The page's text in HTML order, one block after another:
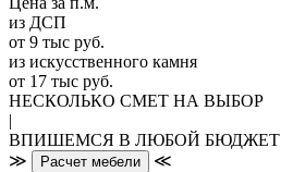
из ДСП
от 9 тыс руб.
из искусственного камня
от 17 тыс руб.
НЕСКОЛЬКО СМЕТ НА ВЫБОР
|
ВПИШЕМСЯ В ЛЮБОЙ БЮДЖЕТ
≫
Расчет мебели ≪